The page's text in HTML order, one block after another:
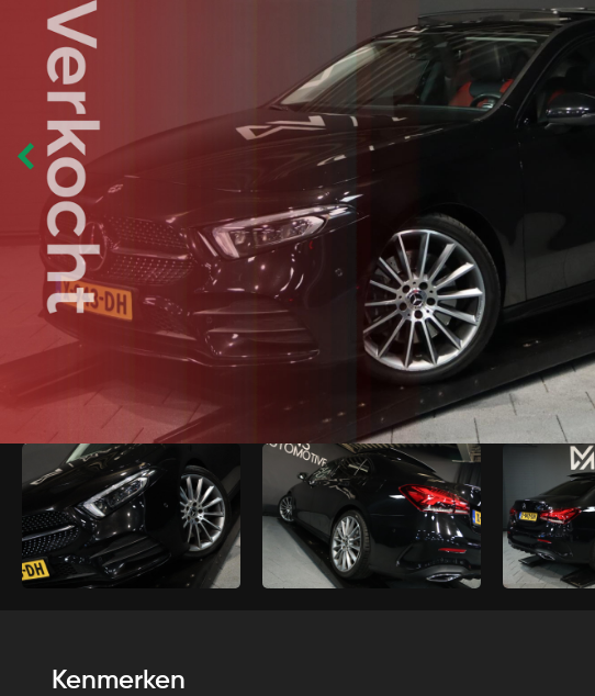
Kenmerken